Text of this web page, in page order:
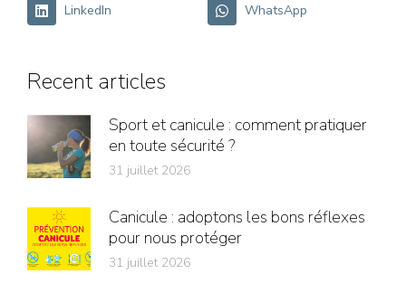
LinkedIn WhatsApp
Recent articles
Sport et canicule : comment pratiquer
en toute sécurité ?
31 juillet 2026
Canicule : adoptons les bons réflexes
pour nous protéger
31 juillet 2026